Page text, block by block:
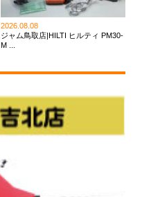
2026.08.08
ジャム鳥取店|HILTI ヒルティ PM30-
M ...